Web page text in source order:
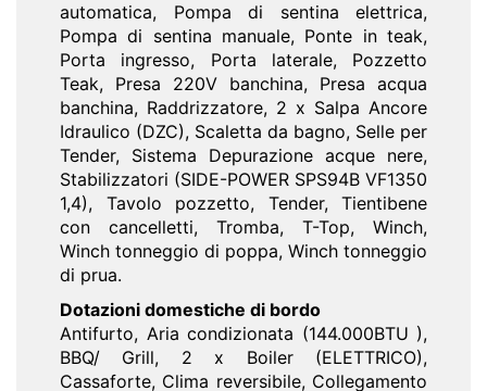
automatica, Pompa di sentina elettrica,
Pompa di sentina manuale, Ponte in teak,
Porta ingresso, Porta laterale, Pozzetto
Teak, Presa 220V banchina, Presa acqua
banchina, Raddrizzatore, 2 x Salpa Ancore
Idraulico (DZC), Scaletta da bagno, Selle per
Tender, Sistema Depurazione acque nere,
Stabilizzatori (SIDE-POWER SPS94B VF1350
1,4), Tavolo pozzetto, Tender, Tientibene
con cancelletti, Tromba, T-Top, Winch,
Winch tonneggio di poppa, Winch tonneggio
di prua.
Dotazioni domestiche di bordo
Antifurto, Aria condizionata (144.000BTU ),
BBQ/ Grill, 2 x Boiler (ELETTRICO),
Cassaforte, Clima reversibile, Collegamento